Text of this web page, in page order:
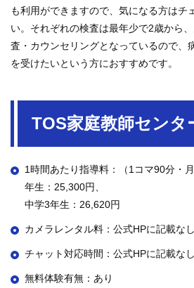
も利用ができますので、気になる方はチ
い。それぞれの検査は最年少で2歳から
査・カウンセリングとなっているので、
を受けたいという方におすすめです。
TOS家庭教師センタ
1時間あたり指導料：（1コマ90分・
年生：25,300円、
中学3年生：26,620円
カメラレンタル料：公式HPに記載なし
チャット対応時間：公式HPに記載なし
無料体験有無：あり